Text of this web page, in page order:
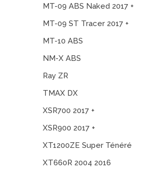
MT-09 ABS Naked 2017 +
MT-09 ST Tracer 2017 +
MT-10 ABS
NM-X ABS
Ray ZR
TMAX DX
XSR700 2017 +
XSR900 2017 +
XT1200ZE Super Ténéré
XT660R 2004 2016